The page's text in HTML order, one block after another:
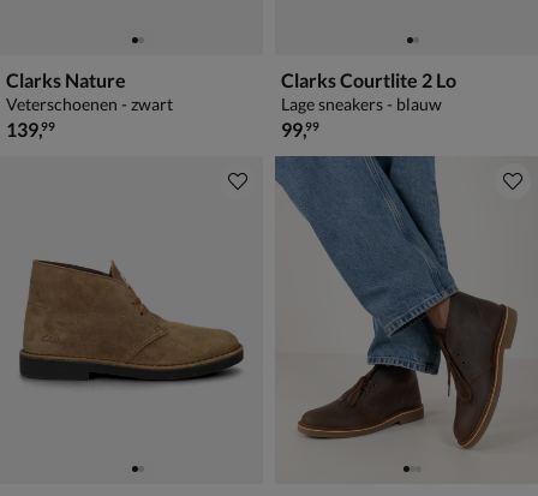
Clarks Nature
Veterschoenen - zwart
€ 139,99
139,99
Clarks Courtlite 2 Lo
Lage sneakers - blauw
€ 99,99
99,99